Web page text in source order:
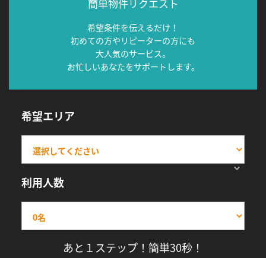
簡単物件リクエスト
希望条件を伝えるだけ！
初めての方やリピーターの方にも
大人気のサービス。
お忙しいあなたをサポートします。
希望エリア
利用人数
あと１ステップ！簡単30秒！